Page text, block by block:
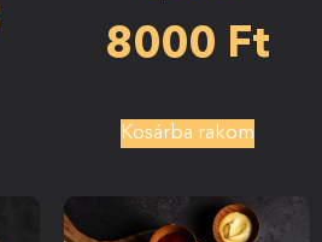
8000 Ft
Kosárba rakom